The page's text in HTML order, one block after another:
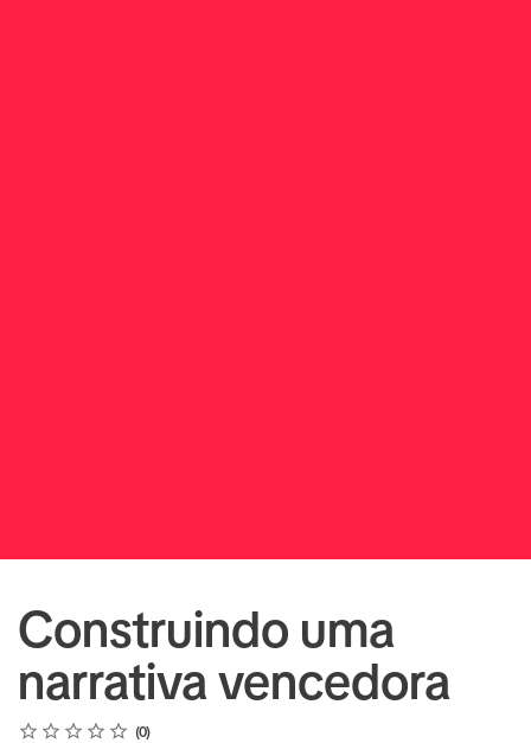
Construindo uma
narrativa vencedora
Rating
1 star
2 stars
3 stars
4 stars
5 stars
Average rating: 0 0
No reviews